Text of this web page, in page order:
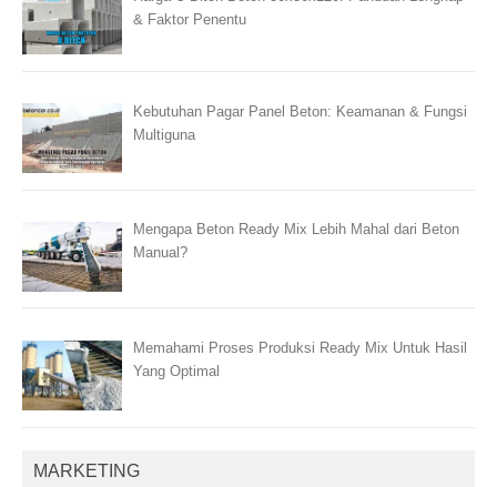
& Faktor Penentu
Kebutuhan Pagar Panel Beton: Keamanan & Fungsi
Multiguna
Mengapa Beton Ready Mix Lebih Mahal dari Beton
Manual?
Memahami Proses Produksi Ready Mix Untuk Hasil
Yang Optimal
MARKETING